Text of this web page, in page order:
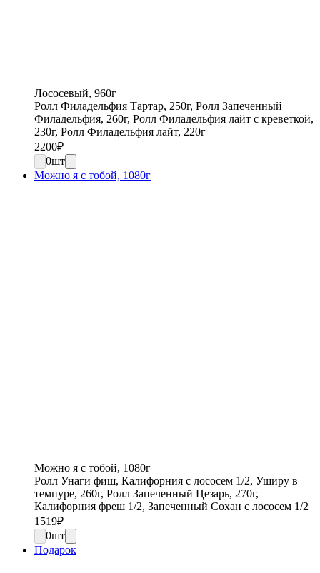
Лососевый, 960г
Ролл Филадельфия Тартар, 250г, Ролл Запеченный
Филадельфия, 260г, Ролл Филадельфия лайт с креветкой,
230г, Ролл Филадельфия лайт, 220г
2200₽
0шт
Можно я с тобой, 1080г
Можно я с тобой, 1080г
Ролл Унаги фиш, Калифорния с лососем 1/2, Уширу в
темпуре, 260г, Ролл Запеченный Цезарь, 270г,
Калифорния фреш 1/2, Запеченный Сохан с лососем 1/2
1519₽
0шт
Подарок